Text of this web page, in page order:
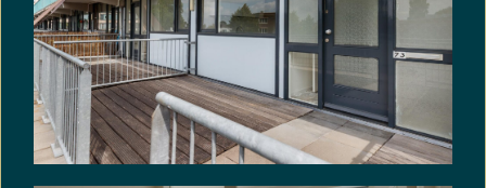
Asbestclausule: In de koopakte zal de volgende
asbestclausule worden opgenomen:
In de onroerende zaak kunnen asbesthoudende
stoffen/materialen aanwezig zijn. Indien deze
worden verwijderd dienen door koper maatregelen
en voorzieningen te worden getroffen die de
wetgeving voorschrijft. Koper verklaart met deze